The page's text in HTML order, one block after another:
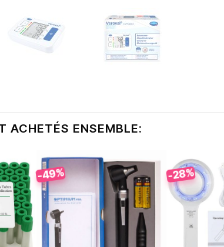
ACHETÉS ENSEMBLE:
-49% -28%